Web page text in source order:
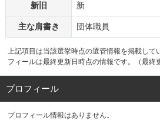
新旧 新
主な肩書き 団体職員
上記項目は当該選挙時点の選管情報を掲載して
フィールは最終更新日時点の情報です。（最終
プロフィール
プロフィール情報はありません。